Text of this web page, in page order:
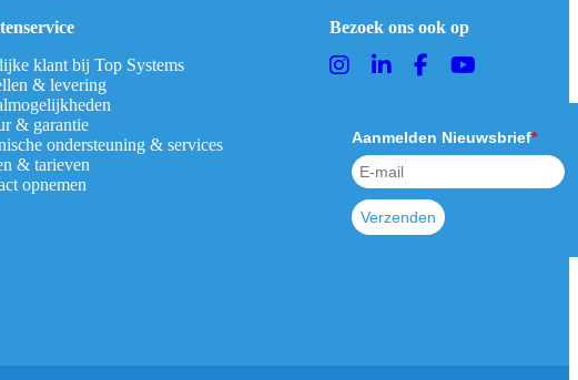
klant bij Top Systems
& levering
& garantie
ondersteuning & services
& tarieven
opnemen
Bezoek ons ook op
Aanmelden Nieuwsbrief*
Verzenden